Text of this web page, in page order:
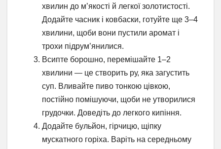
хвилин до м’якості й легкої золотистості.
Додайте часник і ковбаски, готуйте ще 3–4
хвилини, щоби вони пустили аромат і
трохи підрум’янилися.
Всипте борошно, перемішайте 1–2
хвилини — це створить ру, яка загустить
суп. Вливайте пиво тонкою цівкою,
постійно помішуючи, щоби не утворилися
грудочки. Доведіть до легкого кипіння.
Додайте бульйон, гірчицю, щіпку
мускатного горіха. Варіть на середньому